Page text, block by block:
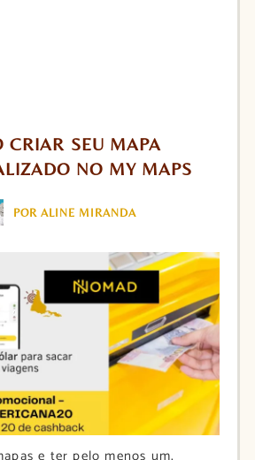
CRIAR SEU MAPA
NO MY MAPS
POR ALINE MIRANDA